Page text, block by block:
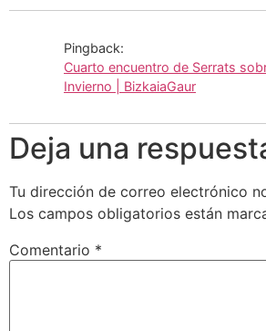
Pingback:
Cuarto encuentro de Serrats
Invierno | BizkaiaGaur
Deja una
Tu dirección de correo electrónico
Los campos obligatorios están
Comentario *